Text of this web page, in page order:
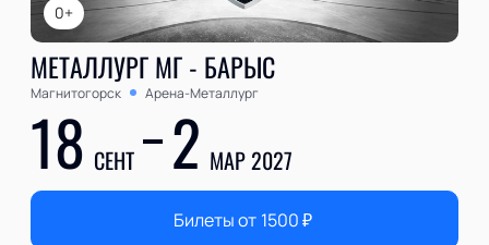
0+
МЕТАЛЛУРГ МГ - БАРЫС
Магнитогорск Арена-Металлург
18 СЕНТ 2 МАР 2027
Билеты от 1500₽